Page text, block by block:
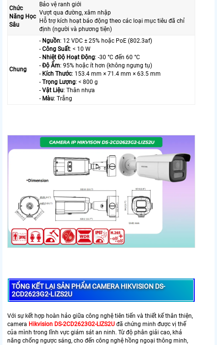
Chức
Năng Học
Sâu
Bảo vệ ranh giới
Vượt qua đường, xâm nhập
Hỗ trợ kích hoạt báo động theo các loại mục tiêu đã chỉ
định (người và phương tiện)
Chung
- Nguồn: 12 VDC ± 25% hoặc PoE (802.3af)
- Công Suất: < 10 W
- Nhiệt Độ Hoạt Động: -30 °C đến 60 °C
- Độ Ẩm: 95% hoặc ít hơn (không ngưng tụ)
- Kích Thước: 153.4 mm × 71.4 mm × 63.5 mm
- Trọng Lượng: < 800 g
- Vật Liệu: Thân nhựa
- Màu: Trắng
TỔNG KẾT LẠI SẢN PHẨM CAMERA HIKVISION DS-
2CD2623G2-LIZS2U
Với sự kết hợp hoàn hảo giữa công nghệ tiên tiến và thiết kế thân thiện,
camera Hikvision DS-2CD2623G2-LIZS2U đã chứng minh được vị thế
của mình trong lĩnh vực giám sát an ninh. Từ độ phân giải cao, khả
năng chống ngược sáng, cho đến công nghệ hồng ngoại thông minh,